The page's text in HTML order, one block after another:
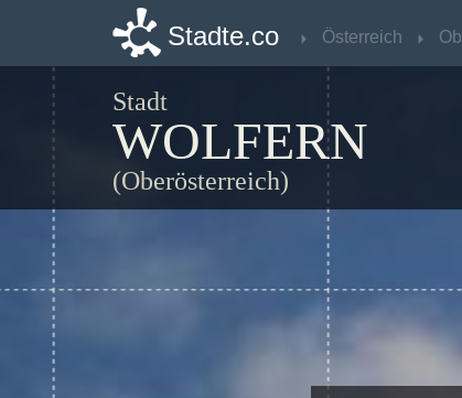
Stadte.co Österreich
Stadt
WOLFERN
(Oberösterreich)
Stadte.co Österreich